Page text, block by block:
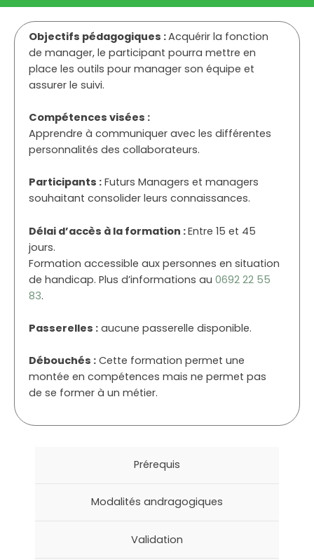
Objectifs pédagogiques :Acquérir la fonction
de manager, le participant pourra mettre en
place les outils pour manager son équipe et
assurer le suivi.
Compétences visées :
Apprendre à communiquer avec les différentes
personnalités des collaborateurs.
Participants : Futurs Managers et managers
souhaitant consolider leurs connaissances.
Délai d’accès à la formation :Entre 15 et 45
jours.
Formation accessible aux personnes en situation
de handicap. Plus d’informations au 0692 22 55
83.
Passerelles : aucune passerelle disponible.
Débouchés : Cette formation permet une
montée en compétences mais ne permet pas
de se former à un métier.
Prérequis
Modalités andragogiques
Validation